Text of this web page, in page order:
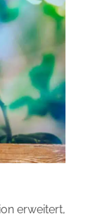
erweitert,